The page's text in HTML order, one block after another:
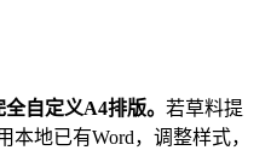
全自定义A4排版。 若草料提
地已有Word，调整样式，